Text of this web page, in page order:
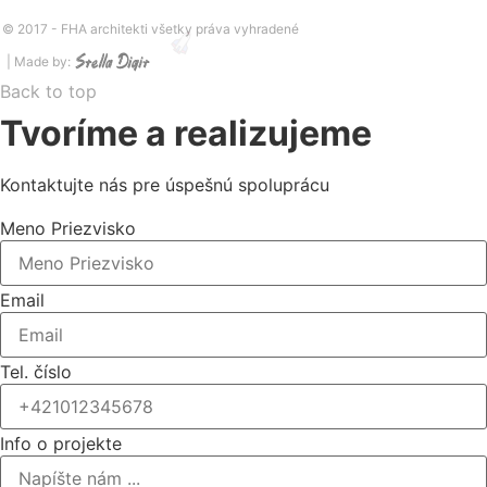
© 2017 - FHA architekti všetky práva vyhradené
| Made by:
Back to top
Tvoríme a realizujeme
Kontaktujte nás pre úspešnú spoluprácu
Meno Priezvisko
Email
Tel. číslo
Info o projekte